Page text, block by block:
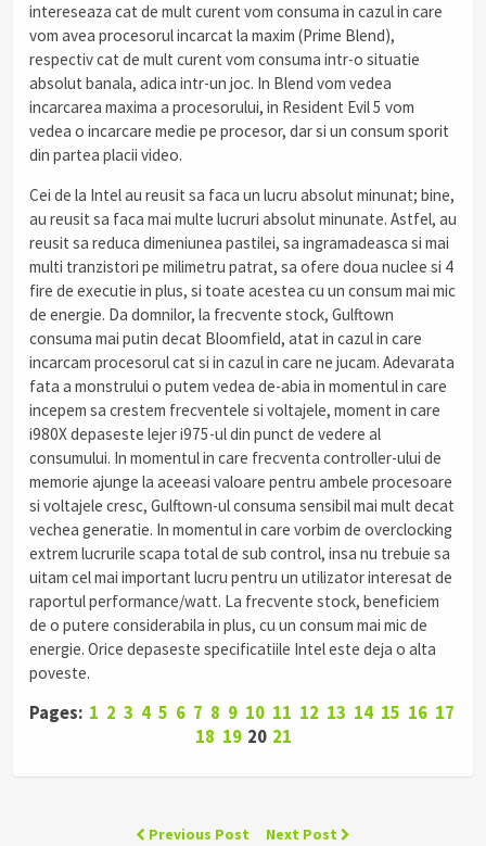
intereseaza cat de mult curent vom consuma in cazul in care
vom avea procesorul incarcat la maxim (Prime Blend),
respectiv cat de mult curent vom consuma intr-o situatie
absolut banala, adica intr-un joc. In Blend vom vedea
incarcarea maxima a procesorului, in Resident Evil 5 vom
vedea o incarcare medie pe procesor, dar si un consum sporit
din partea placii video.
Cei de la Intel au reusit sa faca un lucru absolut minunat; bine,
au reusit sa faca mai multe lucruri absolut minunate. Astfel, au
reusit sa reduca dimeniunea pastilei, sa ingramadeasca si mai
multi tranzistori pe milimetru patrat, sa ofere doua nuclee si 4
fire de executie in plus, si toate acestea cu un consum mai mic
de energie. Da domnilor, la frecvente stock, Gulftown
consuma mai putin decat Bloomfield, atat in cazul in care
incarcam procesorul cat si in cazul in care ne jucam. Adevarata
fata a monstrului o putem vedea de-abia in momentul in care
incepem sa crestem frecventele si voltajele, moment in care
i980X depaseste lejer i975-ul din punct de vedere al
consumului. In momentul in care frecventa controller-ului de
memorie ajunge la aceeasi valoare pentru ambele procesoare
si voltajele cresc, Gulftown-ul consuma sensibil mai mult decat
vechea generatie. In momentul in care vorbim de overclocking
extrem lucrurile scapa total de sub control, insa nu trebuie sa
uitam cel mai important lucru pentru un utilizator interesat de
raportul performance/watt. La frecvente stock, beneficiem
de o putere considerabila in plus, cu un consum mai mic de
energie. Orice depaseste specificatiile Intel este deja o alta
poveste.
Pages: 1 2 3 4 5 6 7 8 9 10 11 12 13 14 15 16 17
18 19 20 21
Previous Post Next Post